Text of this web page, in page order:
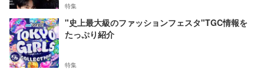
特集
"史上最大級のファッションフェスタ"TGC情報を
たっぷり紹介
特集